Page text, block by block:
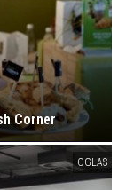
Corner
OGLAS